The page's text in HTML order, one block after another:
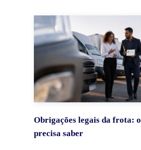
Obrigações legais da frota:
precisa saber